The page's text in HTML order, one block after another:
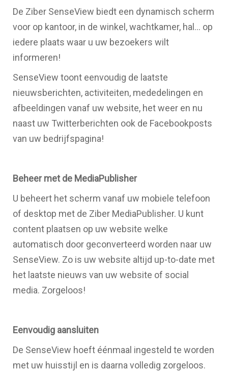
De Ziber SenseView biedt een dynamisch scherm
voor op kantoor, in de winkel, wachtkamer, hal… op
iedere plaats waar u uw bezoekers wilt
informeren!
SenseView toont eenvoudig de laatste
nieuwsberichten, activiteiten, mededelingen en
afbeeldingen vanaf uw website, het weer en nu
naast uw Twitterberichten ook de Facebookposts
van uw bedrijfspagina!
Beheer met de MediaPublisher
U beheert het scherm vanaf uw mobiele telefoon
of desktop met de Ziber MediaPublisher. U kunt
content plaatsen op uw website welke
automatisch door geconverteerd worden naar uw
SenseView. Zo is uw website altijd up-to-date met
het laatste nieuws van uw website of social
media. Zorgeloos!
Eenvoudig aansluiten
De SenseView hoeft éénmaal ingesteld te worden
met uw huisstijl en is daarna volledig zorgeloos.